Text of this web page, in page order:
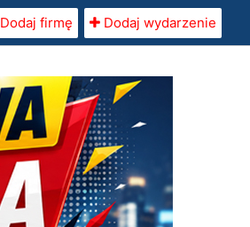
Dodaj firmę Dodaj wydarzenie